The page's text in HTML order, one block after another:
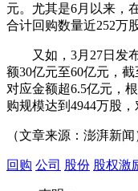
元。尤其是6月以来，
合计回购数量近252万股
又如，3月27日发布
额30亿元至60亿元，
对应金额超6.5亿元，
购规模达到4944万股，
（文章来源：澎湃新闻
回购 公司 股份 股权激